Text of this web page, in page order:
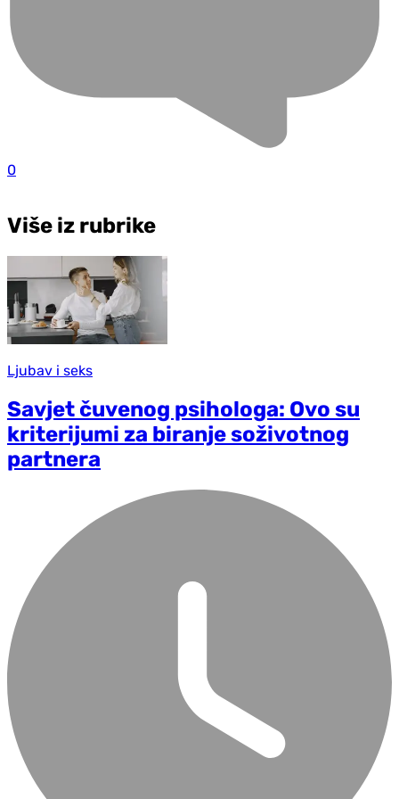
0
Više iz rubrike
Ljubav i seks
Savjet čuvenog psihologa: Ovo su
kriterijumi za biranje soživotnog
partnera